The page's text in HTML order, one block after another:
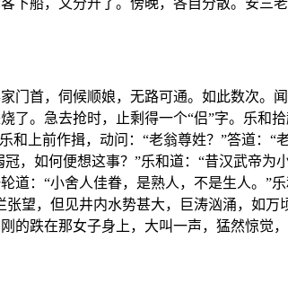
门首，伺候顺娘，无路可通。如此数次。
。急去抢时，止剩得一个“侣”字。乐和
上前作揖，动问：“老翁尊姓？”答道：“
，如何便想这事？”乐和道：“昔汉武帝为
道：“小舍人佳眷，是熟人，不是生人。”
望，但见井内水势甚大，巨涛汹涌，如
跌在那女子身上，大叫一声，猛然惊觉